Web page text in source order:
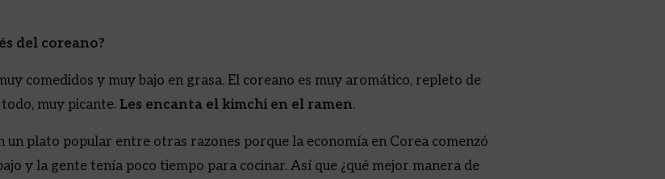
del coreano?
comedidos y muy bajo en grasa. El coreano es muy aromático, repleto de
muy picante. Les encanta el kimchi en el ramen.
un plato popular entre otras razones porque la economía en Corea comenzó
y la gente tenía poco tiempo para cocinar. Así que ¿qué mejor manera de